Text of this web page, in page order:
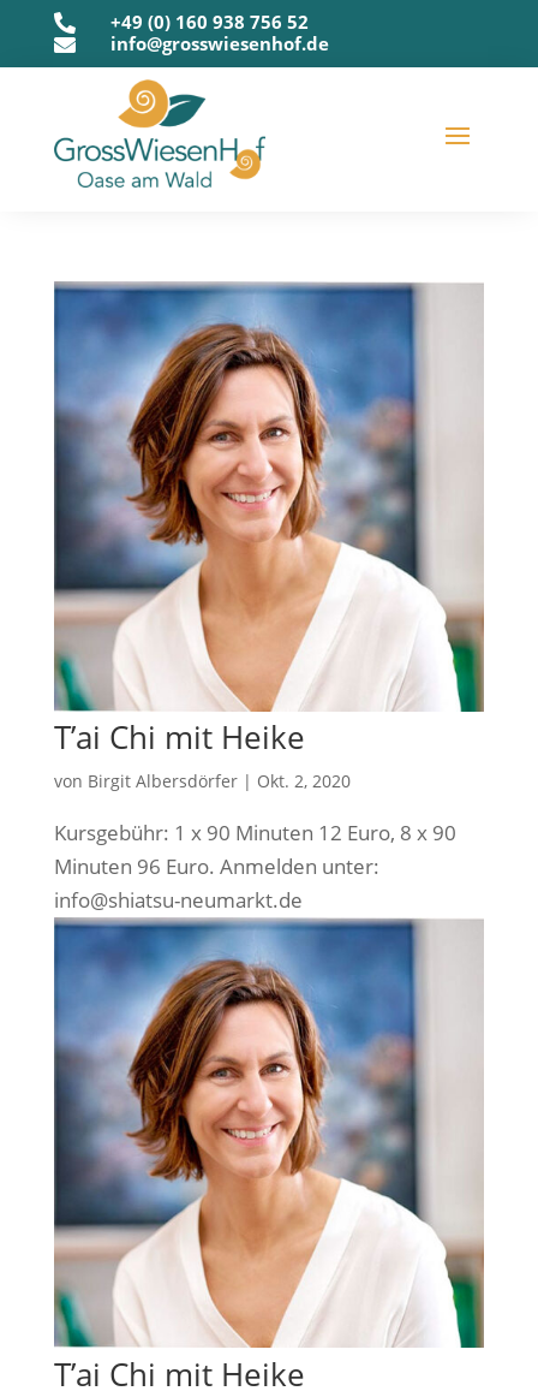
 +49 (0) 160 938 756 52
 info@grosswiesenhof.de
T’ai Chi mit Heike
von Birgit Albersdörfer| Okt. 2, 2020
Kurs­ge­bühr: 1 x 90 Minu­ten 12 Euro, 8 x 90
Minu­ten 96 Euro. Anmel­den unter:
info@shiatsu-neumarkt.de
T’ai Chi mit Heike